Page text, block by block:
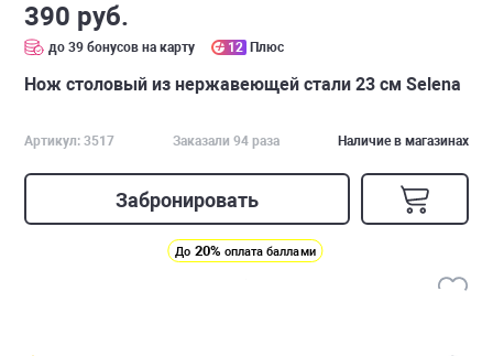
390 руб.
до 39 бонусов на карту 12 Плюс
Нож столовый из нержавеющей стали 23 см Selena
Артикул: 3517 Заказали 94 раза Наличие в магазинах
Забронировать
До 20% оплата баллами